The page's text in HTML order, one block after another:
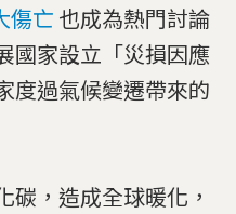
傷亡 也成為熱門討論
國家設立「災損因應
度過氣候變遷帶來的
碳，造成全球暖化，